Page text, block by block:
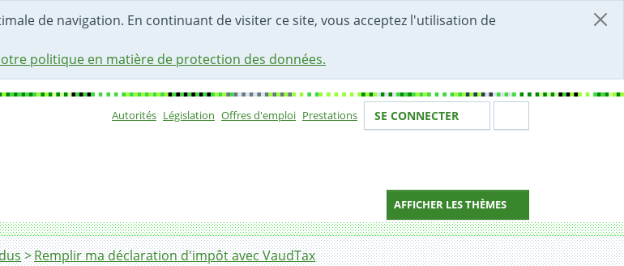
de navigation. En continuant de visiter ce site, vous acceptez l'utilisation de
politique en matière de protection des données.
Autorités Législation Offres d'emploi Prestations Votre identité
SE CONNECTER
AFFICHER LES THÈMES
Remplir ma déclaration d'impôt avec VaudTax